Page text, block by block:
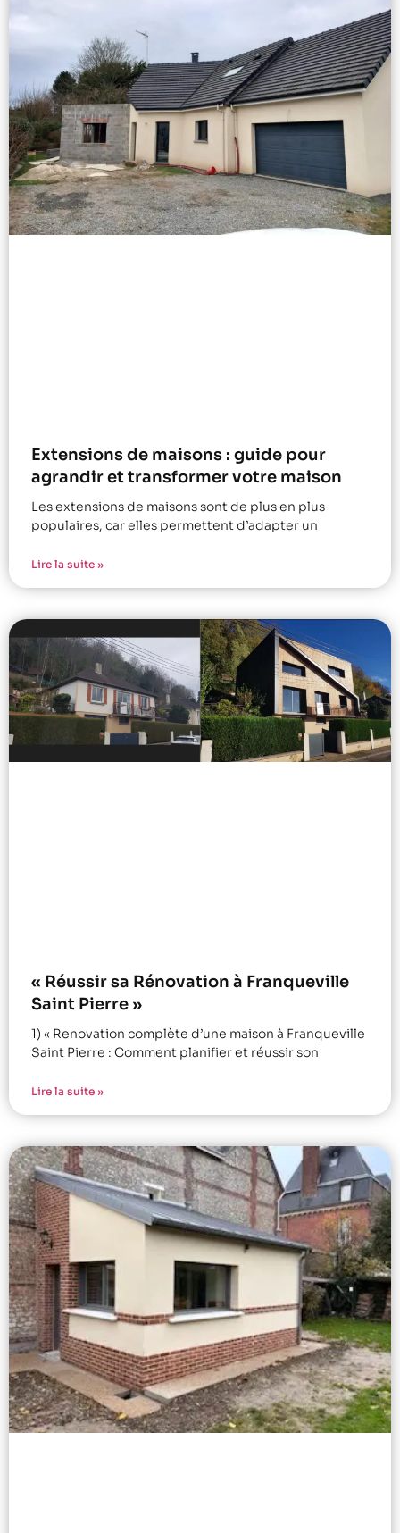
Extensions de maisons : guide pour
agrandir et transformer votre maison
Les extensions de maisons sont de plus en plus
populaires, car elles permettent d’adapter un
Lire la suite »
« Réussir sa Rénovation à Franqueville
Saint Pierre »
1) « Renovation complète d’une maison à Franqueville
Saint Pierre : Comment planifier et réussir son
Lire la suite »